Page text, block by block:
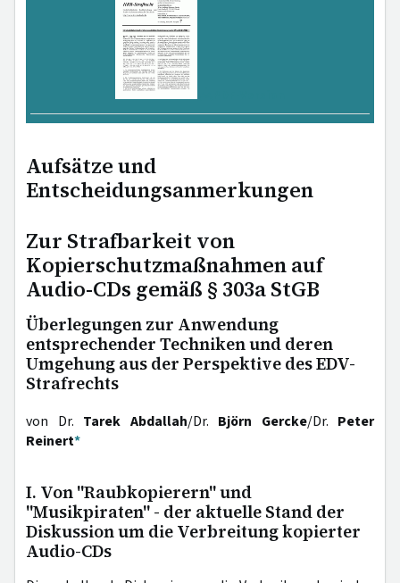
Aufsätze und
Entscheidungsanmerkungen
Zur Strafbarkeit von
Kopierschutzmaßnahmen auf
Audio-CDs gemäß § 303a StGB
Überlegungen zur Anwendung
entsprechender Techniken und deren
Umgehung aus der Perspektive des EDV-
Strafrechts
von Dr. Tarek Abdallah/Dr. Björn Gercke/Dr. Peter
Reinert*
I. Von "Raubkopierern" und
"Musikpiraten" - der aktuelle Stand der
Diskussion um die Verbreitung kopierter
Audio-CDs